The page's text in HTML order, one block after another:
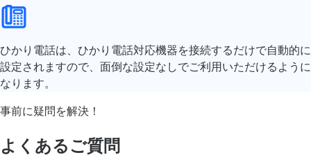
ひかり電話は、ひかり電話対応機器を接続するだけで自動的に
設定されますので、面倒な設定なしでご利用いただけるように
なります。
事前に疑問を解決！
よくあるご質問